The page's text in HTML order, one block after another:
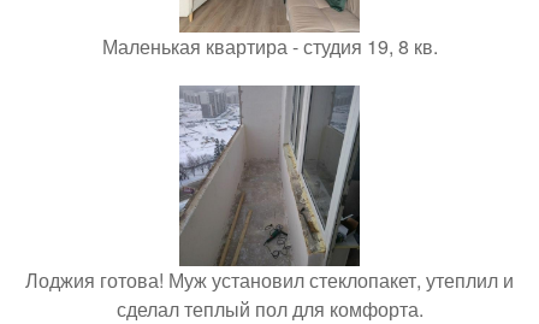
Маленькая квартира - студия 19, 8 кв.
Лоджия готова! Муж установил стеклопакет, утеплил и
сделал теплый пол для комфорта.